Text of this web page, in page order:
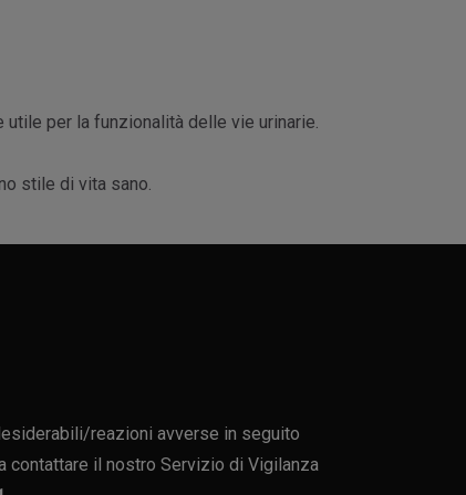
per la funzionalità delle vie urinarie.
stile di vita sano.
reazioni avverse in seguito
contattare il nostro Servizio di Vigilanza